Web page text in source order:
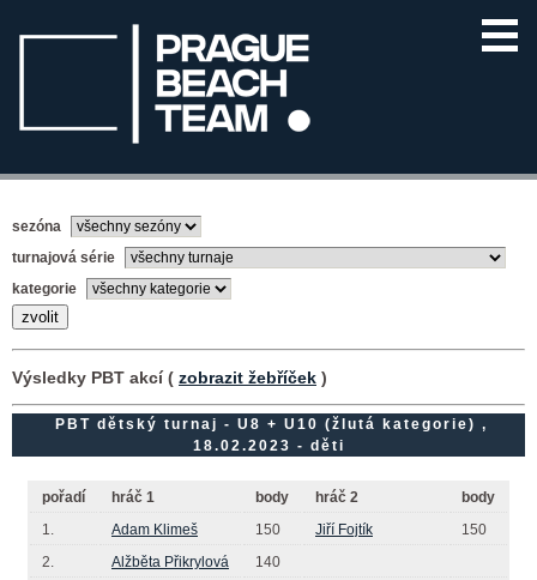
sezóna
turnajová série
kategorie
Výsledky PBT akcí ( zobrazit žebříček )
PBT dětský turnaj - U8 + U10 (žlutá kategorie) ,
18.02.2023 - děti
pořadí hráč 1 body hráč 2
body
1.
Adam Klimeš 150 Jiří Fojtík
150
2.
Alžběta Přikrylová
140